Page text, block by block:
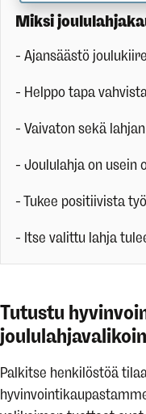
Miksi
- Ajansäästö
- Helppo tapa
- Vaivaton sekä
- Joululahja on usein
- Tukee positiivista
- Itse valittu lahja
Tutustu
Palkitse henkilöstöä